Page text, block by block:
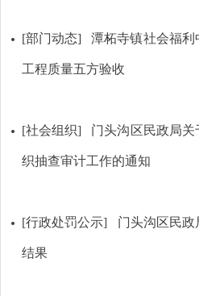
[部门动态] 潭柘寺镇社会福利
工程质量五方验收
[社会组织] 门头沟区民政局关
织抽查审计工作的通知
[行政处罚公示] 门头沟区民政
结果